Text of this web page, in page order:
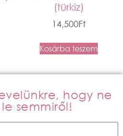
(türkiz)
14,500Ft
Kosárba teszem
hogy ne
semmiről!